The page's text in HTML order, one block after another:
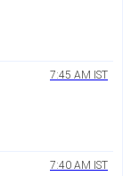
7:45 AM IST
7:40 AM IST